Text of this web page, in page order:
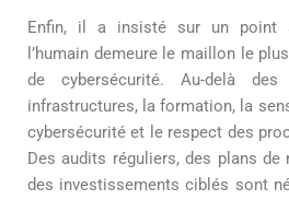
Enfin, il a insisté sur un point
l’humain demeure le maillon le
de cybersécurité. Au-delà
infrastructures, la formation, la
cybersécurité et le respect des
Des audits réguliers, des plans
des investissements ciblés sont